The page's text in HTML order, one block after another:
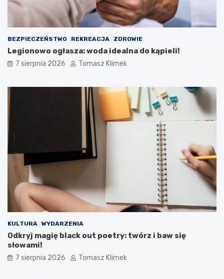
BEZPIECZEŃSTWO REKREACJA ZDROWIE
Legionowo ogłasza: woda idealna do kąpieli!
7 sierpnia 2026 Tomasz Klimek
KULTURA WYDARZENIA
Odkryj magię black out poetry: twórz i baw się
słowami!
7 sierpnia 2026 Tomasz Klimek